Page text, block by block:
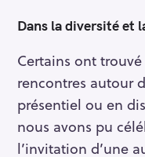
Dans la diversité et
Certains ont
rencontres autour
présentiel ou en
nous avons pu
l’invitation d’une